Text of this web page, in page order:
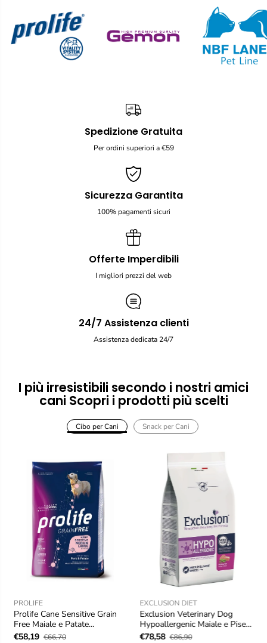
Spedizione Gratuita
Per ordini superiori a €59
Sicurezza Garantita
100% pagamenti sicuri
Offerte Imperdibili
I migliori prezzi del web
24/7 Assistenza clienti
Assistenza dedicata 24/7
I più irresistibili secondo i nostri amici
cani Scopri i prodotti più scelti
Cibo per Cani Snack per Cani
PROLIFE
Prolife Cane Sensitive Grain
Free Maiale e Patate
Medium/Large - 10 kg
€58,19 €66,70
EXCLUSION DIET
Exclusion Veterinary Dog
Hypoallergenic Maiale e Piselli
Medium/Large - 12 kg
€78,58 €86,90